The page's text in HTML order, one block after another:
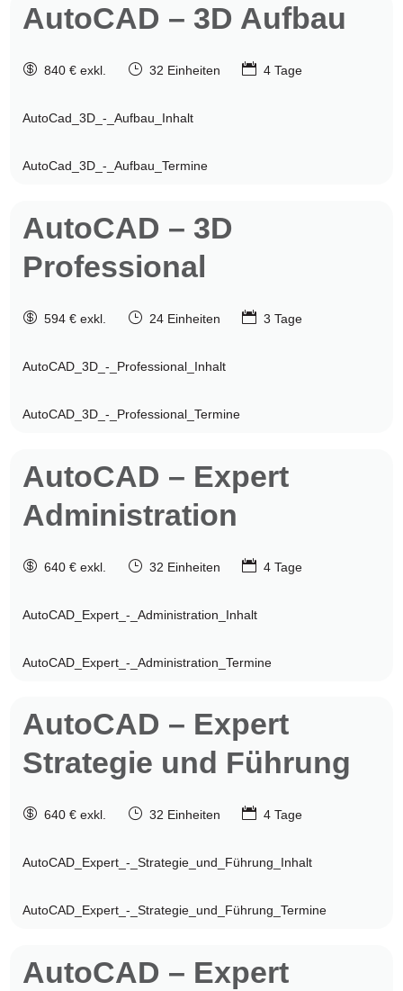
AutoCAD – 3D Aufbau
840 € exkl. }32 Einheiten  4 Tage
AutoCad_3D_-_Aufbau_Inhalt
AutoCad_3D_-_Aufbau_Termine
AutoCAD – 3D
Professional
594 € exkl. }24 Einheiten  3 Tage
AutoCAD_3D_-_Professional_Inhalt
AutoCAD_3D_-_Professional_Termine
AutoCAD – Expert
Administration
640 € exkl. }32 Einheiten  4 Tage
AutoCAD_Expert_-_Administration_Inhalt
AutoCAD_Expert_-_Administration_Termine
AutoCAD – Expert
Strategie und Führung
640 € exkl. }32 Einheiten  4 Tage
AutoCAD_Expert_-_Strategie_und_Führung_Inhalt
AutoCAD_Expert_-_Strategie_und_Führung_Termine
AutoCAD – Expert